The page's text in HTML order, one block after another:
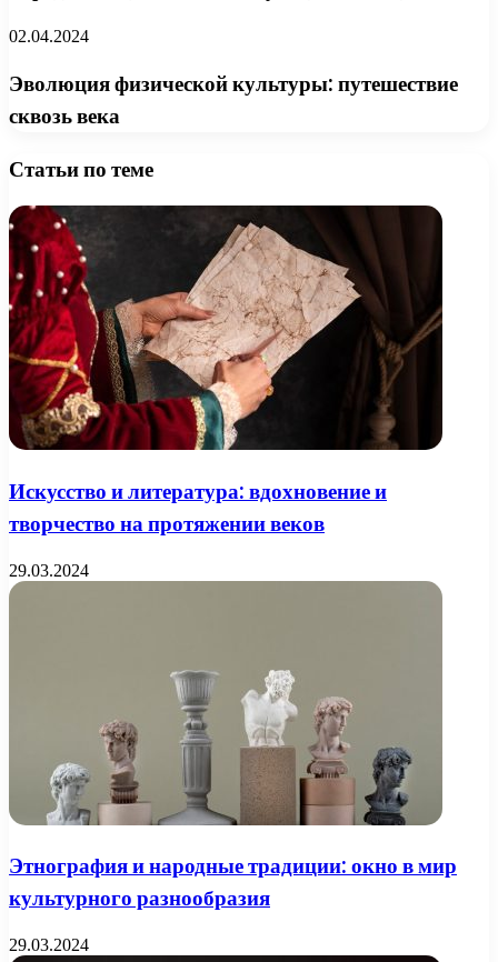
02.04.2024
Эволюция физической культуры: путешествие
сквозь века
Статьи по теме
Искусство и литература: вдохновение и
творчество на протяжении веков
29.03.2024
Этнография и народные традиции: окно в мир
культурного разнообразия
29.03.2024